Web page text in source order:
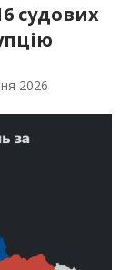
судових
2026